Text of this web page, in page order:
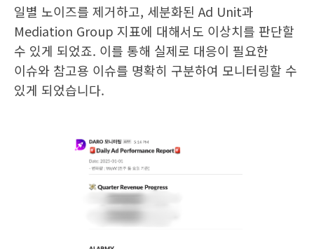
일별 노이즈를 제거하고, 세분화된 Ad Unit과
Mediation Group 지표에 대해서도 이상치를 판단할
수 있게 되었죠. 이를 통해 실제로 대응이 필요한
이슈와 참고용 이슈를 명확히 구분하여 모니터링할 수
있게 되었습니다.